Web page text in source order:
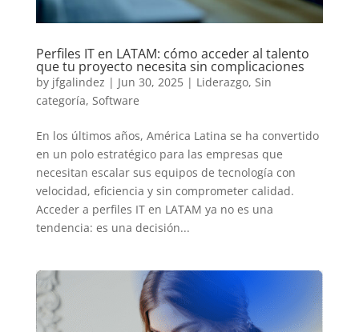
Perfiles IT en LATAM: cómo acceder al talento
que tu proyecto necesita sin complicaciones
by jfgalindez | Jun 30, 2025| Liderazgo, Sin
categoría, Software
En los últimos años, América Latina se ha convertido
en un polo estratégico para las empresas que
necesitan escalar sus equipos de tecnología con
velocidad, eficiencia y sin comprometer calidad.
Acceder a perfiles IT en LATAM ya no es una
tendencia: es una decisión...